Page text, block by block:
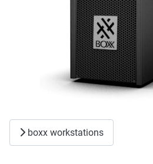
boxx workstations